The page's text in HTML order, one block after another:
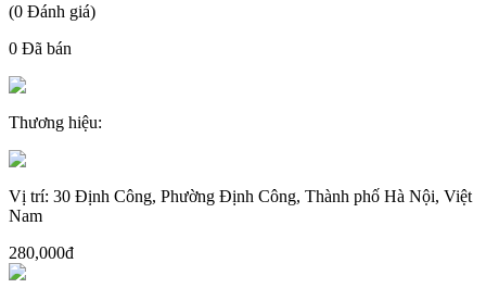
(0 Đánh giá)
0 Đã bán
Thương hiệu:
Vị trí: 30 Định Công, Phường Định Công, Thành phố Hà Nội, Việt
Nam
280,000đ